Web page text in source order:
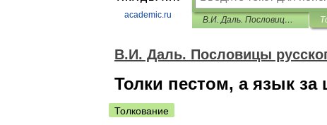
academic.ru В.И. Даль. Пословицы русского народа
В.И. Даль. Пословицы
Толки пестом, а язык за
Толкование